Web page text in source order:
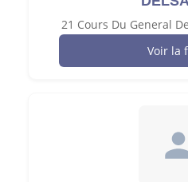
21 Cours Du General
Voir la